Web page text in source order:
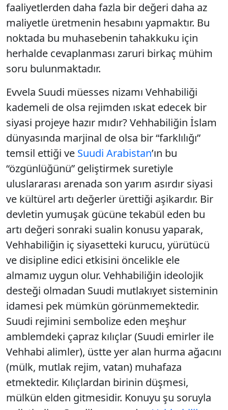
faaliyetlerden daha fazla bir değeri daha az
maliyetle üretmenin hesabını yapmaktır. Bu
noktada bu muhasebenin tahakkuku için
herhalde cevaplanması zaruri birkaç mühim
soru bulunmaktadır.
Evvela Suudi müesses nizamı Vehhabiliği
kademeli de olsa rejimden ıskat edecek bir
siyasi projeye hazır mıdır? Vehhabiliğin İslam
dünyasında marjinal de olsa bir “farklılığı”
temsil ettiği ve Suudi Arabistan’ın bu
“özgünlüğünü” geliştirmek suretiyle
uluslararası arenada son yarım asırdır siyasi
ve kültürel artı değerler ürettiği aşikardır. Bir
devletin yumuşak gücüne tekabül eden bu
artı değeri sonraki sualin konusu yaparak,
Vehhabiliğin iç siyasetteki kurucu, yürütücü
ve disipline edici etkisini öncelikle ele
almamız uygun olur. Vehhabiliğin ideolojik
desteği olmadan Suudi mutlakıyet sisteminin
idamesi pek mümkün görünmemektedir.
Suudi rejimini sembolize eden meşhur
amblemdeki çapraz kılıçlar (Suudi emirler ile
Vehhabi alimler), üstte yer alan hurma ağacını
(mülk, mutlak rejim, vatan) muhafaza
etmektedir. Kılıçlardan birinin düşmesi,
mülkün elden gitmesidir. Konuyu şu soruyla